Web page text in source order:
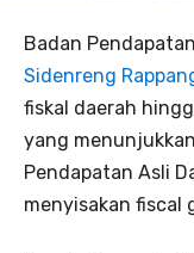
Badan
Sidenreng
fiskal daerah
yang
Pendapatan Asli
menyisakan fiscal